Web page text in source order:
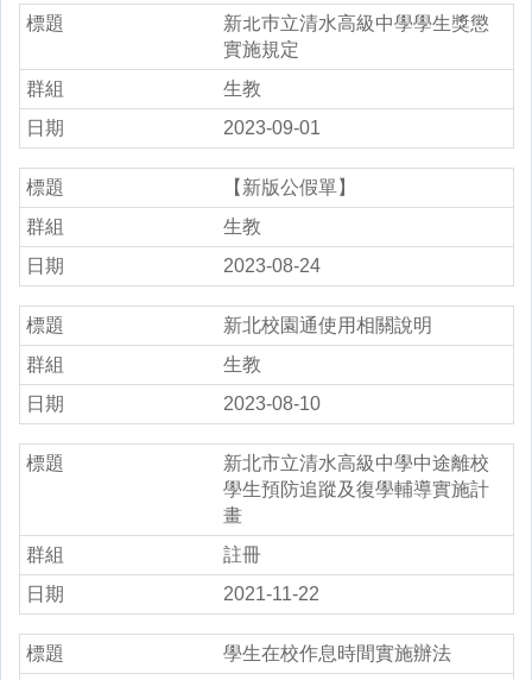
新北巿立清水高級中學學生獎懲
實施規定
生教
2023-09-01
【新版公假單】
生教
2023-08-24
新北校園通使用相關說明
生教
2023-08-10
新北市立清水高級中學中途離校
學生預防追蹤及復學輔導實施計
畫
註冊
2021-11-22
學生在校作息時間實施辦法